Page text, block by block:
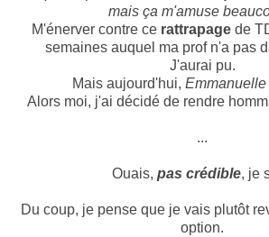
mais ça m'amuse
M'énerver contre ce rattrapage de
semaines auquel ma prof n'a pas
J'aurai pu.
Mais aujourd'hui, Emmanuelle
Alors moi, j'ai décidé de rendre
...
Ouais, pas crédible, je
Du coup, je pense que je vais plutôt
option.